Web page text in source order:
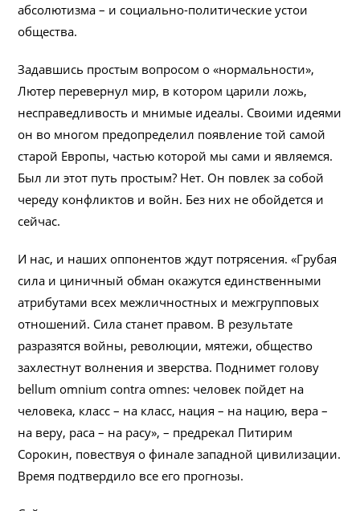
абсолютизма – и социально-политические устои
общества.
Задавшись простым вопросом о «нормальности»,
Лютер перевернул мир, в котором царили ложь,
несправедливость и мнимые идеалы. Своими идеями
он во многом предопределил появление той самой
старой Европы, частью которой мы сами и являемся.
Был ли этот путь простым? Нет. Он повлек за собой
череду конфликтов и войн. Без них не обойдется и
сейчас.
И нас, и наших оппонентов ждут потрясения. «Грубая
сила и циничный обман окажутся единственными
атрибутами всех межличностных и межгрупповых
отношений. Сила станет правом. В результате
разразятся войны, революции, мятежи, общество
захлестнут волнения и зверства. Поднимет голову
bellum omnium contra omnes: человек пойдет на
человека, класс – на класс, нация – на нацию, вера –
на веру, раса – на расу», – предрекал Питирим
Сорокин, повествуя о финале западной цивилизации.
Время подтвердило все его прогнозы.